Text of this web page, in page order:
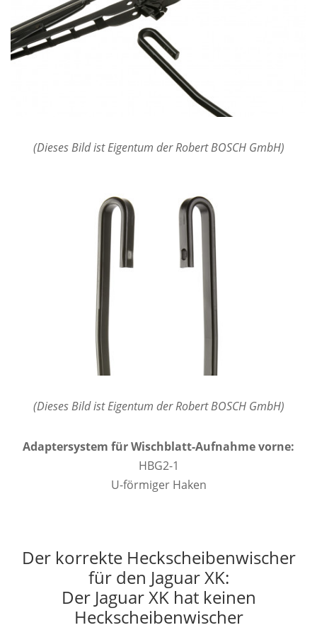
(Dieses Bild ist Eigentum der Robert BOSCH GmbH)
(Dieses Bild ist Eigentum der Robert BOSCH GmbH)
Adaptersystem für Wischblatt-Aufnahme vorne:
HBG2-1
U-förmiger Haken
Der korrekte Heckscheibenwischer
für den Jaguar XK:
Der Jaguar XK hat keinen
Heckscheibenwischer